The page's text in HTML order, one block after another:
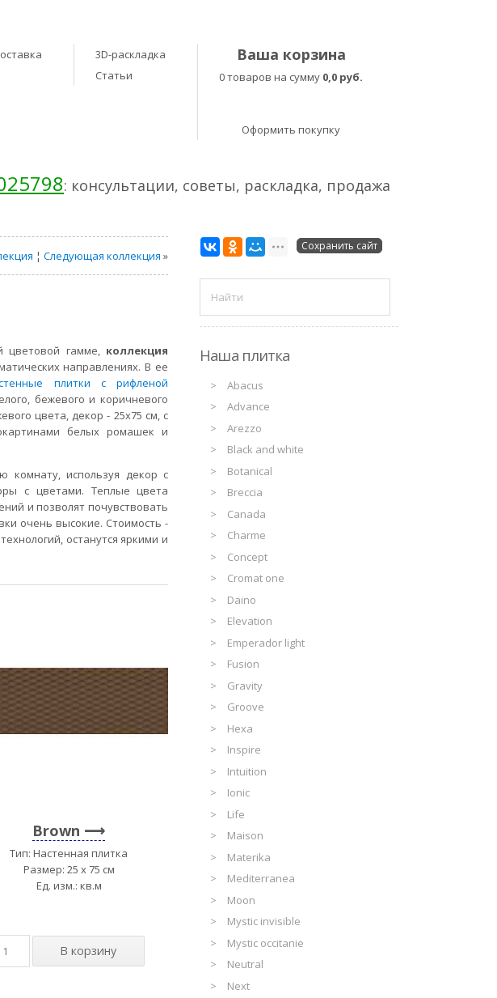
3D-раскладка
Статьи
Ваша корзина
0 товаров на сумму 0,0 руб.
Оформить покупку
: консультации, советы, раскладка, продажа
¦Следующая коллекция »
цветовой гамме, коллекция
направлениях. В ее
плитки с рифленой
бежевого и коричневого
цвета, декор - 25х75 см, с
белых ромашек и
используя декор с
с цветами. Теплые цвета
и позволят почувствовать
очень высокие. Стоимость -
останутся яркими и
Brown
Тип: Настенная плитка
Размер: 25 x 75 см
Ед. изм.: кв.м
Сохранить сайт
Наша плитка
Abacus
Advance
Arezzo
Black and white
Botanical
Breccia
Canada
Charme
Concept
Cromat one
Daino
Elevation
Emperador light
Fusion
Gravity
Groove
Hexa
Inspire
Intuition
Ionic
Life
Maison
Materika
Mediterranea
Moon
Mystic invisible
Mystic occitanie
Neutral
Next